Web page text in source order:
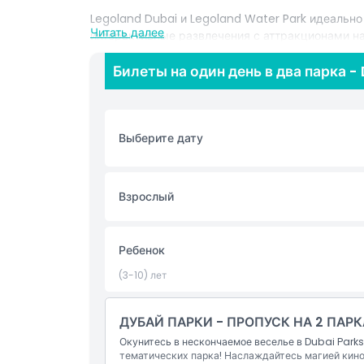
Legoland Dubai и Legoland Water Park
интерактивные развлечения с аттракционами
строительства и интерактивными
радости. Motiongate Dubai — мечта
Голливудом и известными фильмами и
Погрузитесь в мир футбольной легенды в Real
историю, достижения и эмоции одного из
бесплатный тематический торгово-
вдохновленные разными историческими
предлагает непревзойденное удовольствие
незабываемый день.
Включено
Читать далее
Билеты на один день в два парка
Выберите дату
Взрослый
Ребенок
(3-10) лет
ДУБАЙ ПАРКИ - ПРОПУСК НА 2
Окунитесь в нескончаемое веселье в Dubai
тематических парка! Наслаждайтесь магией